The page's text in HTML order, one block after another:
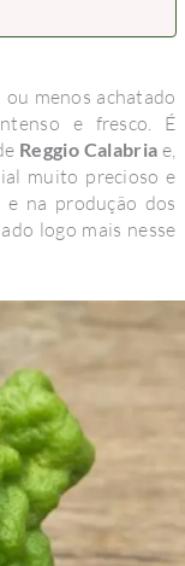
menos achatado
e fresco. É
Reggio Calabria e,
muito precioso e
na produção dos
logo mais nesse